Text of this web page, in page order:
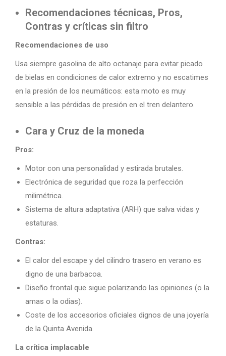
Recomendaciones técnicas, Pros,
Contras y críticas sin filtro
Recomendaciones de uso
Usa siempre gasolina de alto octanaje para evitar picado
de bielas en condiciones de calor extremo y no escatimes
en la presión de los neumáticos: esta moto es muy
sensible a las pérdidas de presión en el tren delantero.
Cara y Cruz de la moneda
Pros:
Motor con una personalidad y estirada brutales.
Electrónica de seguridad que roza la perfección
milimétrica.
Sistema de altura adaptativa (ARH) que salva vidas y
estaturas.
Contras:
El calor del escape y del cilindro trasero en verano es
digno de una barbacoa.
Diseño frontal que sigue polarizando las opiniones (o la
amas o la odias).
Coste de los accesorios oficiales dignos de una joyería
de la Quinta Avenida.
La crítica implacable